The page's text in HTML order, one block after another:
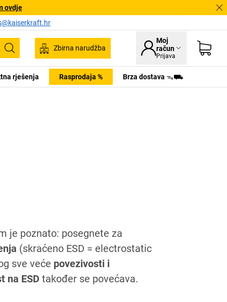
ovdje
Pretraživanje
Zbirna narudžba
Moj
račun
Prijava
rješenja Rasprodaja % Brza dostava ᯓ⛟
je poznato: posegnete za
(skraćeno ESD = electrostatic
sve veće povezivosti i
na ESD također se povećava.